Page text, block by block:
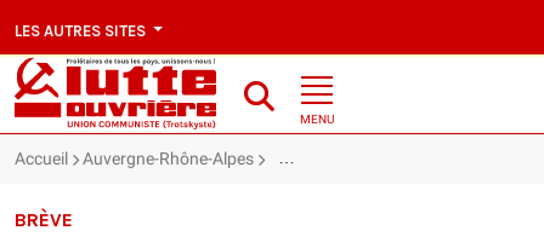
LES AUTRES SITES
MENU
Accueil Auvergne-Rhône-Alpes Boehringer – Lentilly (Rhône) : Une
BRÈVE